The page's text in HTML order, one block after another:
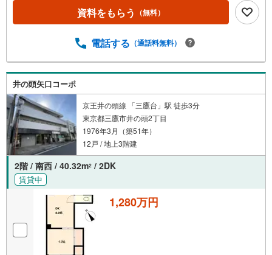
資料をもらう （無料）
電話する （通話料無料）
井の頭矢口コーポ
京王井の頭線 「三鷹台」駅 徒歩3分
東京都三鷹市井の頭2丁目
1976年3月（築51年）
12戸 / 地上3階建
2階 / 南西 / 40.32m2 / 2DK
賃貸中
1,280万円